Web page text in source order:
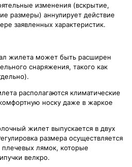
изменения (вскрытие,
размеры) аннулирует действие
заявленных характеристик.
жилета может быть расширен
снаряжения, такого как
располагаются климатические
носку даже в жаркое
жилет выпускается в двух
размера осуществляется
лямок, которые
велкро.